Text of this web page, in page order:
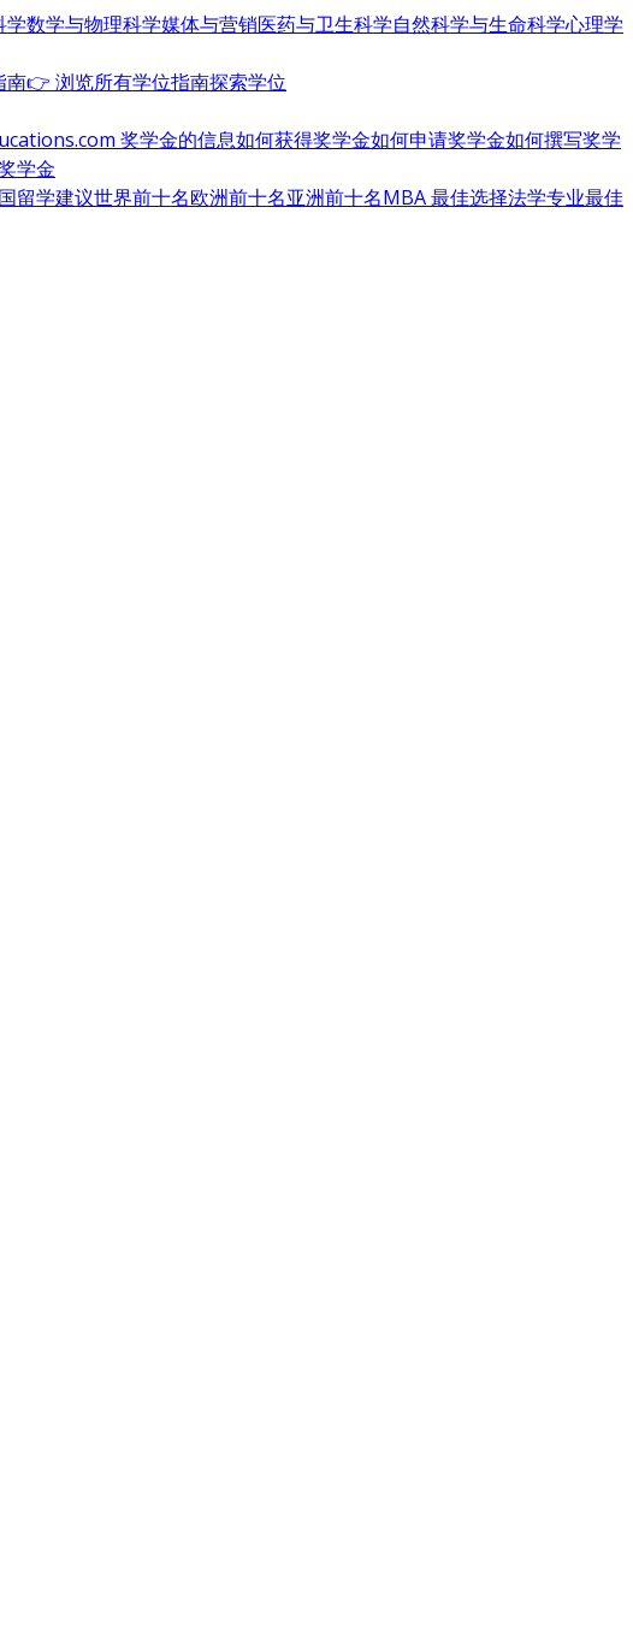
学数学与物理科学媒体与营销医药与卫生科学自然科学与生命科学心理学
南👉 浏览所有学位指南探索学位
奖学金的信息如何获得奖学金如何申请奖学金如何撰写奖学
学金
留学建议世界前十名欧洲前十名亚洲前十名MBA 最佳选择法学专业最佳